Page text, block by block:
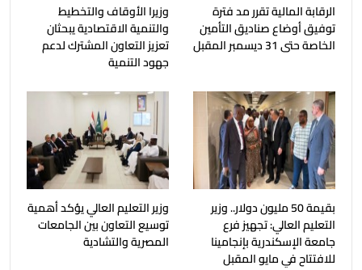
الرقابة المالية تقرر مد فترة
توفيق أوضاع صناديق التأمين
الخاصة حتى 31 ديسمبر المقبل
وزيرا الأوقاف والتخطيط
والتنمية الاقتصادية يبحثان
تعزيز التعاون المشترك لدعم
جهود التنمية
بقيمة 50 مليون دولار.. وزير
التعليم العالي: تجهيز فرع
جامعة الإسكندرية بإنجامينا
للافتتاح في مايو المقبل
وزير التعليم العالي يؤكد أهمية
توسيع التعاون بين الجامعات
المصرية والتشادية